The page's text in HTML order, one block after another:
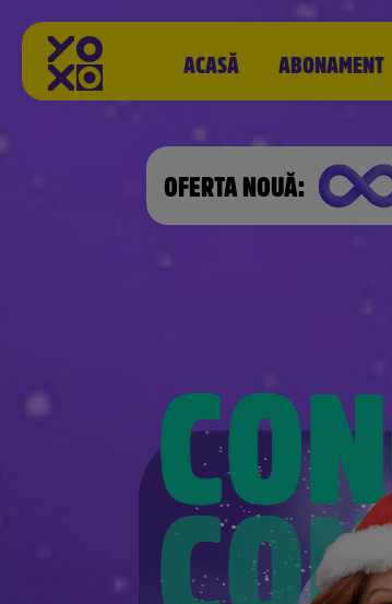
OFERTA NOUĂ:
ACASĂ ABONAMENT